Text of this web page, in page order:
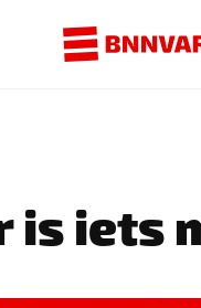
is iets